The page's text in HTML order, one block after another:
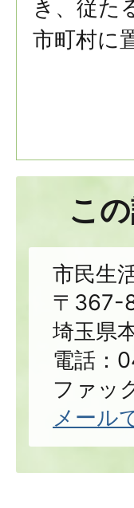
き、従た
市町村に
こ
市民生
〒367-
埼玉県
電話：
ファッ
メール